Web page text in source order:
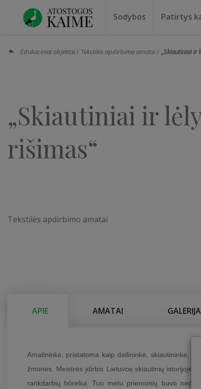
Sodybos Patirtys
Edukaciniai objektai Tekstilės apdirbimo amatai „Skiautiniai ir
„Skiautiniai ir
rišimas“
Tekstilės apdirbimo amatai
APIE AMATAI GALERIJA
Amatininkė, pristatoma kaip dailininkė, skiautininkė,
žmones. Meistrės įdirbis Lietuvos skiautinių istorijoje
rankdarbių būreliui. Tuo metu priemonių buvo